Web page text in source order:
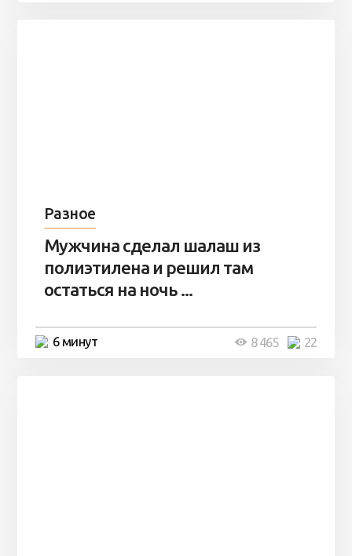
Разное
Мужчина сделал шалаш из
полиэтилена и решил там
остаться на ночь ...
6 минут 22
8 465